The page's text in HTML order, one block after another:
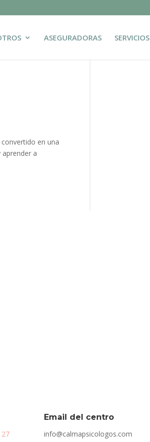
ASEGURADORAS SERVICIOS
en una
a
Email del centro
info@calmapsicologos.com